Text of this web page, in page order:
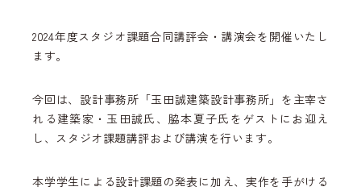
2024年度スタジオ課題合同講評会・講演会を開催いたし
ます。
今回は、設計事務所「玉田誠建築設計事務所」を主宰さ
れる建築家・玉田誠氏、脇本夏子氏をゲストにお迎え
し、スタジオ課題講評および講演を行います。
本学学生による設計課題の発表に加え、実作を手がける